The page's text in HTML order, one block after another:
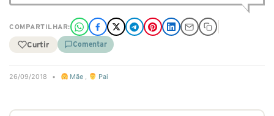
COMPARTILHAR:
Curtir Comentar
26/09/2018 • Mãe , Pai